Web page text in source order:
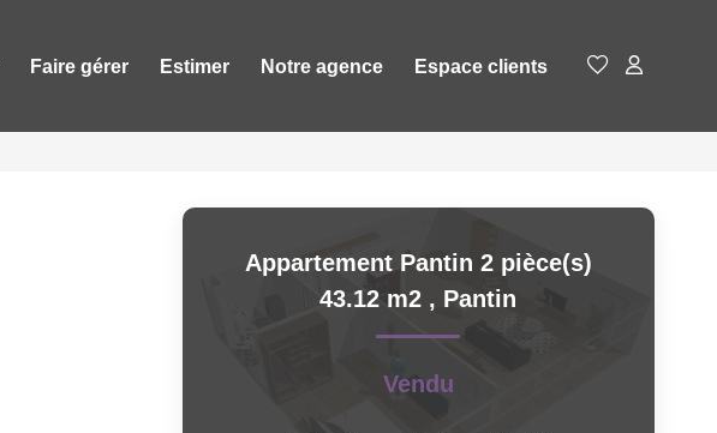
Faire gérer Estimer Notre agence Espace clients
Appartement Pantin 2 pièce(s)
43.12 m2 , Pantin
Vendu